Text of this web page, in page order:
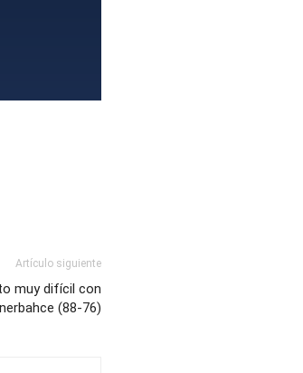
Artículo siguiente
muy difícil con
(88-76)